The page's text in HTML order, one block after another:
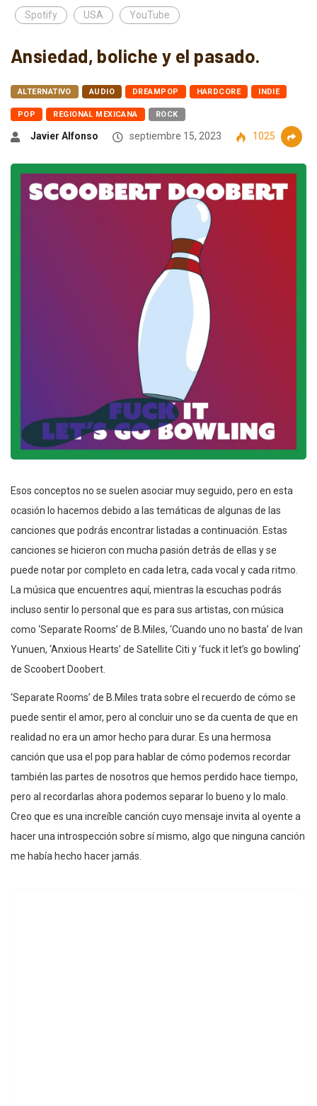
Spotify USA YouTube
Ansiedad, boliche y el pasado.
ALTERNATIVO AUDIO DREAMPOP HARDCORE INDIE
POP REGIONAL MEXICANA ROCK
Javier Alfonso septiembre 15, 2023 1025
Esos conceptos no se suelen asociar muy seguido, pero en esta
ocasión lo hacemos debido a las temáticas de algunas de las
canciones que podrás encontrar listadas a continuación. Estas
canciones se hicieron con mucha pasión detrás de ellas y se
puede notar por completo en cada letra, cada vocal y cada ritmo.
La música que encuentres aquí, mientras la escuchas podrás
incluso sentir lo personal que es para sus artistas, con música
como ‘Separate Rooms’ de B.Miles, ‘Cuando uno no basta’ de Ivan
Yunuen, ‘Anxious Hearts’ de Satellite Citi y ‘fuck it let’s go bowling’
de Scoobert Doobert.
‘Separate Rooms’ de B.Miles trata sobre el recuerdo de cómo se
puede sentir el amor, pero al concluir uno se da cuenta de que en
realidad no era un amor hecho para durar. Es una hermosa
canción que usa el pop para hablar de cómo podemos recordar
también las partes de nosotros que hemos perdido hace tiempo,
pero al recordarlas ahora podemos separar lo bueno y lo malo.
Creo que es una increíble canción cuyo mensaje invita al oyente a
hacer una introspección sobre sí mismo, algo que ninguna canción
me había hecho hacer jamás.